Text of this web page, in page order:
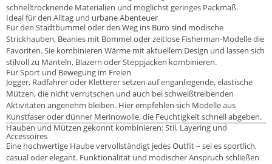
schnelltrocknende Materialien und möglichst geringes Packmaß.
Ideal für den Alltag und urbane Abenteuer
Für den Stadtbummel oder den Weg ins Büro sind modische
Strickhauben, Beanies mit Bommel oder zeitlose Fisherman-Modelle die
Favoriten. Sie kombinieren Wärme mit aktuellem Design und lassen sich
stilvoll zu Mänteln, Blazern oder Steppjacken kombinieren.
Für Sport und Bewegung im Freien
Jogger, Radfahrer oder Kletterer setzen auf enganliegende, elastische
Mützen, die nicht verrutschen und auch bei schweißtreibenden
Aktivitäten angenehm bleiben. Hier empfehlen sich Modelle aus
Kunstfaser oder dünner Merinowolle, die Feuchtigkeit schnell abgeben.
Hauben und Mützen gekonnt kombinieren: Stil, Layering und
Accessoires
Eine hochwertige Haube vervollständigt jedes Outfit – sei es sportlich,
casual oder elegant. Funktionalität und modischer Anspruch schließen